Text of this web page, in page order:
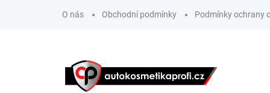
O nás Obchodní podmínky Podmínky ochrany